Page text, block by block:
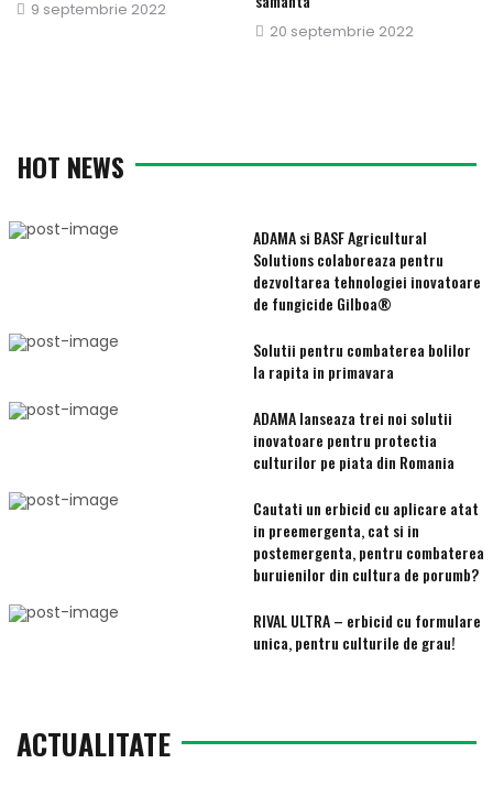
Publicat
9 septembrie 2022
Publicat
20 septembrie 2022
HOT NEWS
ADAMA si BASF Agricultural
Solutions colaboreaza pentru
dezvoltarea tehnologiei inovatoare
de fungicide Gilboa®
Solutii pentru combaterea bolilor
la rapita in primavara
ADAMA lanseaza trei noi solutii
inovatoare pentru protectia
culturilor pe piata din Romania
Cautati un erbicid cu aplicare atat
in preemergenta, cat si in
postemergenta, pentru combaterea
buruienilor din cultura de porumb?
RIVAL ULTRA – erbicid cu formulare
unica, pentru culturile de grau!
ACTUALITATE